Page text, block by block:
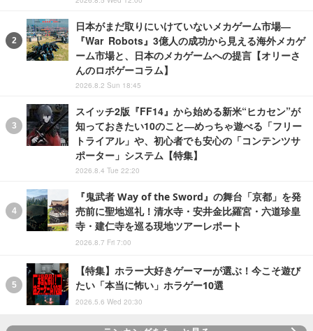
日本がまだ取りにいけていないメカゲーム市場―
『War Robots』3億人の成功から見える海外メカゲ
ーム市場と、日本のメカゲームへの提言【オリーさ
んのロボゲーコラム】
2026.8.2 Sun 18:45
スイッチ2版『FF14』から始める新米“ヒカセン”が
知っておきたい10のこと―めっちゃ遊べる「フリー
トライアル」や、初心者でも安心の「コンテンツサ
ポーター」システム【特集】
2026.8.4 Tue 22:20
『鬼武者 Way of the Sword』の舞台「京都」を発
売前に聖地巡礼！清水寺・安井金比羅宮・六道珍皇
寺・建仁寺を巡る現地ツアーレポート
2026.8.7 Fri 7:00
【特集】ホラー大好きゲーマーが選ぶ！今こそ遊び
たい「本当に怖い」ホラゲー10選
2026.5.6 Wed 20:30